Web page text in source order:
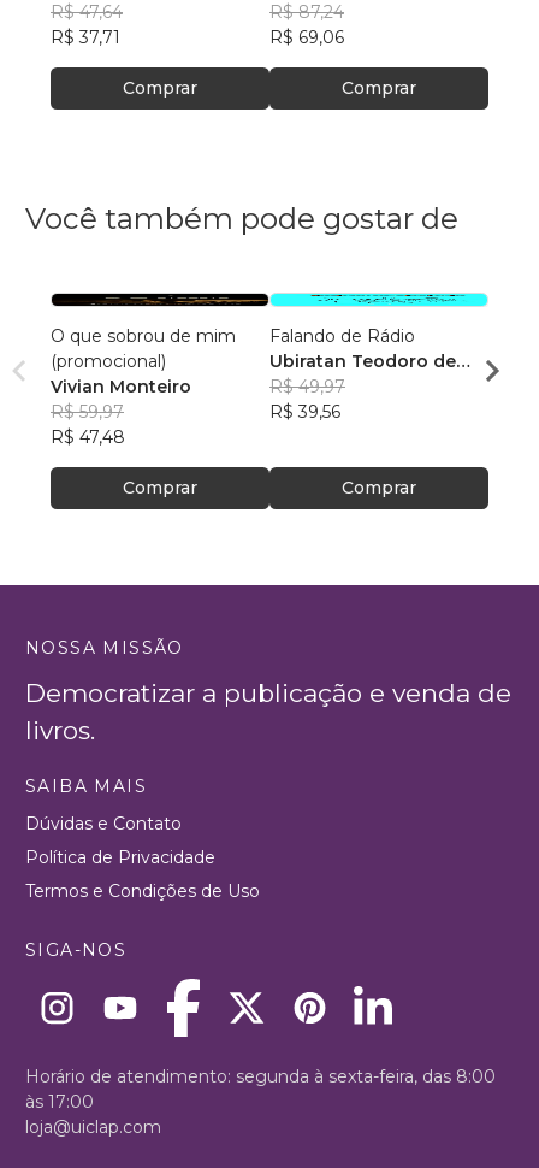
R$ 47,64
R$ 37,71
Comprar
R$ 87,24
R$ 69,06
Comprar
Você também pode gostar de
O que sobrou de mim
(promocional)
Vivian Monteiro
R$ 59,97
R$ 47,48
Comprar
Falando de Rádio
Ubiratan Teodoro de
Souza
R$ 49,97
R$ 39,56
Comprar
Há
NOSSA MISSÃO
Democratizar a publicação e venda de
livros.
SAIBA MAIS
Dúvidas e Contato
Política de Privacidade
Termos e Condições de Uso
SIGA-NOS
Horário de atendimento: segunda à sexta-feira, das 8:00
às 17:00
loja@uiclap.com